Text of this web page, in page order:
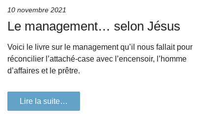
10 novembre 2021
Le management… selon Jésus
Voici le livre sur le management qu’il nous fallait pour
réconcilier l’attaché-case avec l’encensoir, l’homme
d’affaires et le prêtre.
Lire la suite…